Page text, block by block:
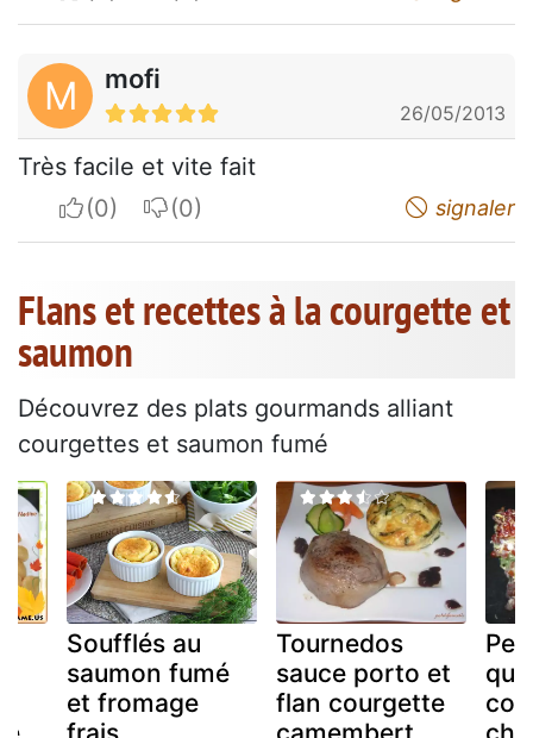
M mofi
26/05/2013
Très facile et vite fait
I apreciateI do not appreciate signaler
Flans et recettes à la courgette et
saumon
Découvrez des plats gourmands alliant
courgettes et saumon fumé
Soufflés au
saumon fumé
et fromage
Tournedos
sauce porto et
flan courgette